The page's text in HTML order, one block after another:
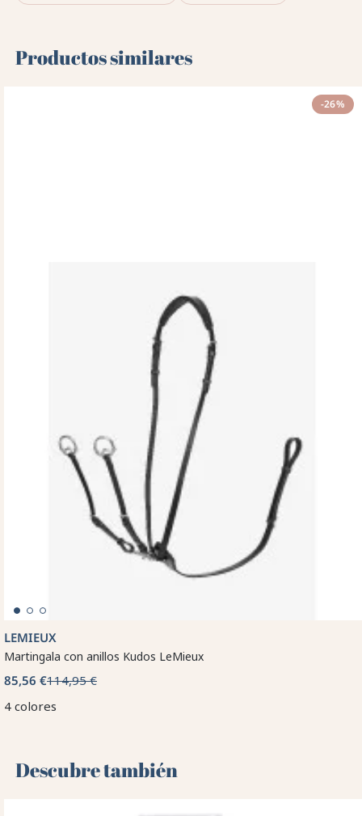
Productos similares
-26%
LEMIEUX
Martingala con anillos Kudos LeMieux
85,56 €114,95 €
4 colores
Descubre también 🌻